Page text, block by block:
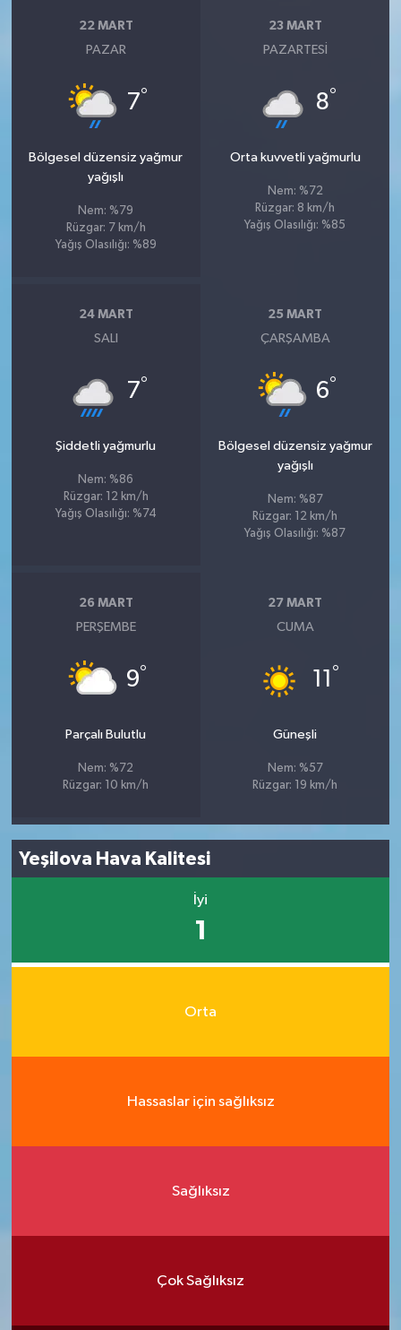
22 MART
PAZAR
7°
Bölgesel düzensiz yağmur
yağışlı
Nem: %79
Rüzgar: 7 km/h
Yağış Olasılığı: %89
23 MART
PAZARTESI
8°
Orta kuvvetli yağmurlu
Nem: %72
Rüzgar: 8 km/h
Yağış Olasılığı: %85
24 MART
SALI
7°
Şiddetli yağmurlu
Nem: %86
Rüzgar: 12 km/h
Yağış Olasılığı: %74
25 MART
ÇARŞAMBA
6°
Bölgesel düzensiz yağmur
yağışlı
Nem: %87
Rüzgar: 12 km/h
Yağış Olasılığı: %87
26 MART
PERŞEMBE
9°
Parçalı Bulutlu
Nem: %72
Rüzgar: 10 km/h
27 MART
CUMA
11 °
Güneşli
Nem: %57
Rüzgar: 19 km/h
Yeşilova Hava Kalitesi
İyi
1
Orta
Hassaslar için sağlıksız
Sağlıksız
Çok Sağlıksız